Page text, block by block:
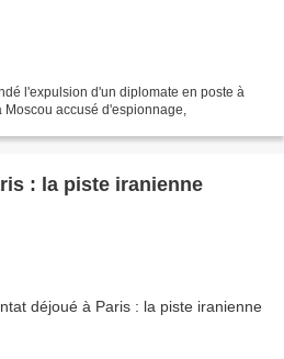
l'expulsion d'un diplomate en poste à
Moscou accusé d'espionnage,
: la piste iranienne